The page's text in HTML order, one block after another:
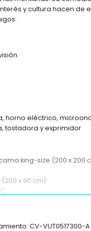
y cultura hacen de
horno eléctrico,
tostadora y exprimidor
king-size (200 x 200
x 90 cm)
CV-VUT0517300-A